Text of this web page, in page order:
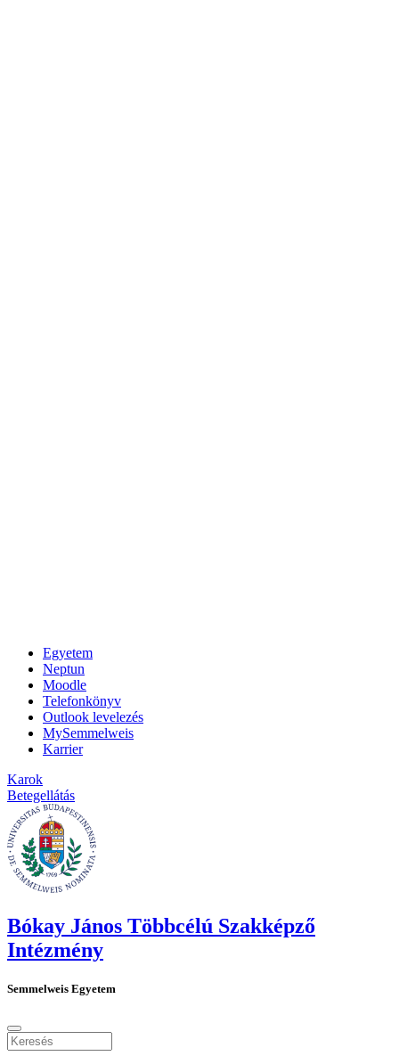
Egyetem
Neptun
Moodle
Telefonkönyv
Outlook levelezés
MySemmelweis
Karrier
Karok
Betegellátás
Bókay János Többcélú Szakképző
Intézmény
Semmelweis Egyetem